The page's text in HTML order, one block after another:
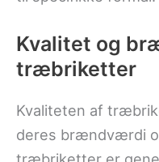
Kvalitet og
træbriketter
Kvaliteten af
deres brændværdi